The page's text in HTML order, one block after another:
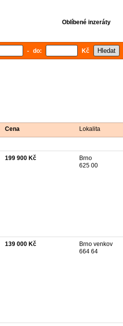
Oblíbené inzeráty
- do: Kč
Cena Lokalita
199 900 Kč
Brno
625 00
139 000 Kč
Brno venkov
664 64